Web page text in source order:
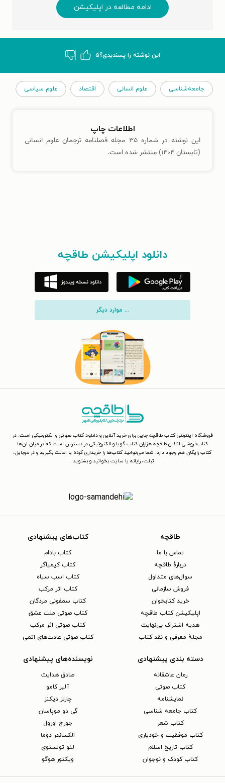
ادامه مطالعه در اپلیکیشن
این نوشته‌ را پسندیدی؟۵
جامعه‌شناسی علوم انسانی اقتصاد علوم سیاسی
اطلاعات چاپ
این نوشته در شماره ۳۵ مجله فصلنامه ترجمان علوم انسانی
(تابستان ۱۴۰۴) منتشر شده است.
دانلود اپلیکیشن طاقچه
... موارد دیگر
فروشگاه اینترنتی کتاب طاقچه جایی برای خرید آنلاین و دانلود کتاب صوتی و الکترونیکی است. در
کتاب‌فروشی آنلاین طاقچه هزاران کتاب گویا و الکترونیکی در دسترس است که در میان آن‌ها
کتاب رایگان هم وجود دارد. شما می‌توانید کتاب‌ها را خریداری کرده یا امانت بگیرید و در موبایل،
تبلت، رایانه یا سایت بخوانید و بشنوید.
طاقچه
تماس با ما
دربارهٔ طاقچه
سوال‌های متداول
فروش سازمانی
خرید کتابخوان
اپلیکیشن کتاب طاقچه
هدیه اشتراک بی‌نهایت
مجلهٔ معرفی و نقد کتاب
کتاب‌های پیشنهادی
کتاب بادام
کتاب کیمیاگر
کتاب اسب سیاه
کتاب اثر مرکب
کتاب سمفونی مردگان
کتاب صوتی ملت عشق
کتاب صوتی اثر مرکب
کتاب صوتی عادت‌های اتمی
دسته بندی پیشنهادی
رمان عاشقانه
کتاب‌ صوتی
نمایشنامه
کتاب جامعه شناسی
کتاب شعر
کتاب موفقیت و خودیاری
کتاب تاریخ اسلام
کتاب کودک و نوجوان
نویسنده‌های پیشنهادی
صادق هدایت
آلبر کامو
چارلز دیکنز
گی دو موپاسان
جورج اورول
الکساندر دوما
لئو تولستوی
ویکتور هوگو